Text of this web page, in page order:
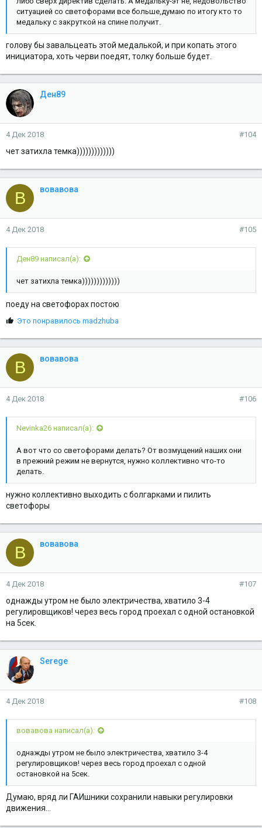
ситуацией со светофорами все больше,думаю по итогу кто то
медальку с закруткой на спине получит.
голову бы завальцеать этой медалькой, и при копать этого
инициатора, хоть черви поедят, толку больше будет.
Ден89
4 Дек 2018 #104
чет затихла темка)))))))))))))
В вовавова
4 Дек 2018 #105
Ден89 написал(а):
чет затихла темка)))))))))))))
поеду на светофорах постою
С
м
п
а
т
и
и
:
Это понравилось madzhuba
В вовавова
4 Дек 2018 #106
Nevinka26 написал(а):
А вот что со светофорами делать? От возмущений наших они
в прежний режим не вернутся, нужно коллективно что-то
делать.
нужно коллективно выходить с болгарками и пилить
светофоры
В вовавова
4 Дек 2018 #107
однажды утром не было электричества, хватило 3-4
регулировщиков! через весь город проехал с одной остановкой
на 5сек.
Serege
4 Дек 2018 #108
вовавова написал(а):
однажды утром не было электричества, хватило 3-4
регулировщиков! через весь город проехал с одной
остановкой на 5сек.
Думаю, вряд ли ГАИшники сохранили навыки регулировки
движения...